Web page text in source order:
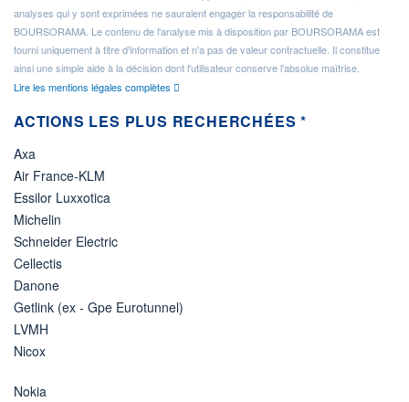
analyses qui y sont exprimées ne sauraient engager la responsabilité de
BOURSORAMA. Le contenu de l'analyse mis à disposition par BOURSORAMA est
fourni uniquement à titre d'information et n'a pas de valeur contractuelle. Il constitue
ainsi une simple aide à la décision dont l'utilisateur conserve l'absolue maîtrise.
Lire les mentions légales complètes
ACTIONS LES PLUS RECHERCHÉES *
Axa
Air France-KLM
Essilor Luxxotica
Michelin
Schneider Electric
Cellectis
Danone
Getlink (ex - Gpe Eurotunnel)
LVMH
Nicox
Nokia